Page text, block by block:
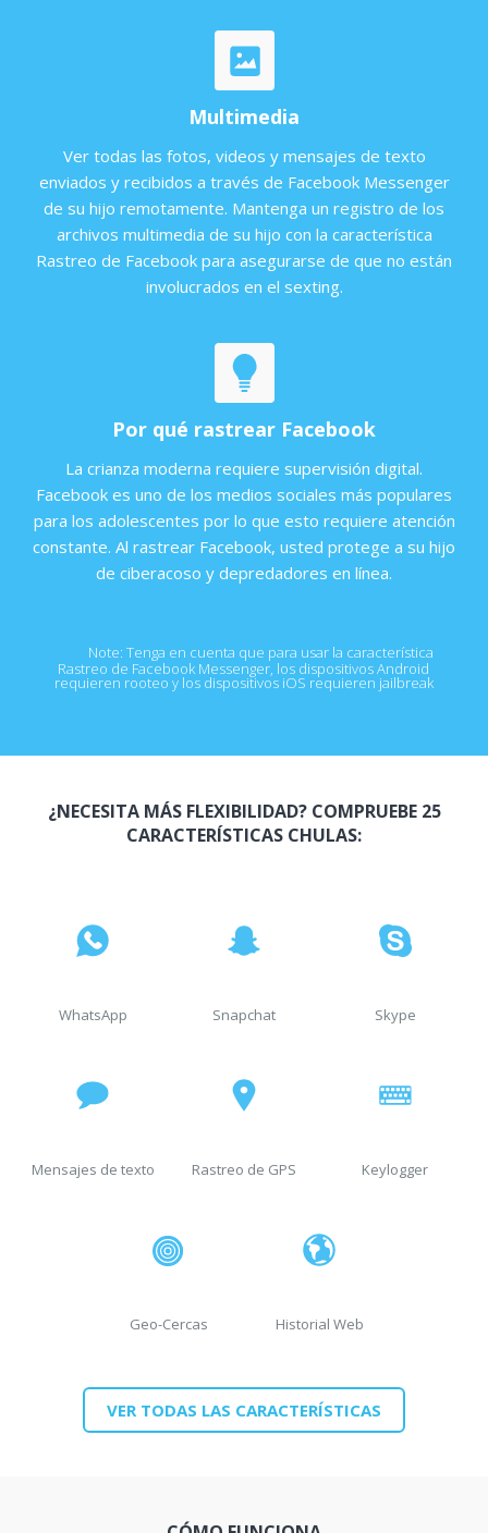
Multimedia
Ver todas las fotos, videos y mensajes de texto
enviados y recibidos a través de Facebook Messenger
de su hijo remotamente. Mantenga un registro de los
archivos multimedia de su hijo con la característica
Rastreo de Facebook para asegurarse de que no están
involucrados en el sexting.
Por qué rastrear Facebook
La crianza moderna requiere supervisión digital.
Facebook es uno de los medios sociales más populares
para los adolescentes por lo que esto requiere atención
constante. Al rastrear Facebook, usted protege a su hijo
de ciberacoso y depredadores en línea.
Note: Tenga en cuenta que para usar la característica
Rastreo de Facebook Messenger, los dispositivos Android
requieren rooteo y los dispositivos iOS requieren jailbreak
¿NECESITA MÁS FLEXIBILIDAD? COMPRUEBE 25
CARACTERÍSTICAS CHULAS:
WhatsApp Snapchat Skype
Mensajes de texto Rastreo de GPS Keylogger
Geo-Cercas Historial Web
VER TODAS LAS CARACTERÍSTICAS